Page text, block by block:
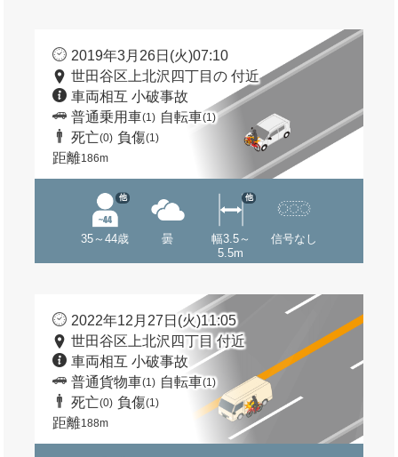
2019年3月26日(火)07:10
世田谷区上北沢四丁目の 付近
車両相互 小破事故
普通乗用車(1) 自転車(1)
死亡(0) 負傷(1)
距離186m
35～44歳
他
曇
幅3.5～
5.5m
他
信号なし
2022年12月27日(火)11:05
世田谷区上北沢四丁目 付近
車両相互 小破事故
普通貨物車(1) 自転車(1)
死亡(0) 負傷(1)
距離188m